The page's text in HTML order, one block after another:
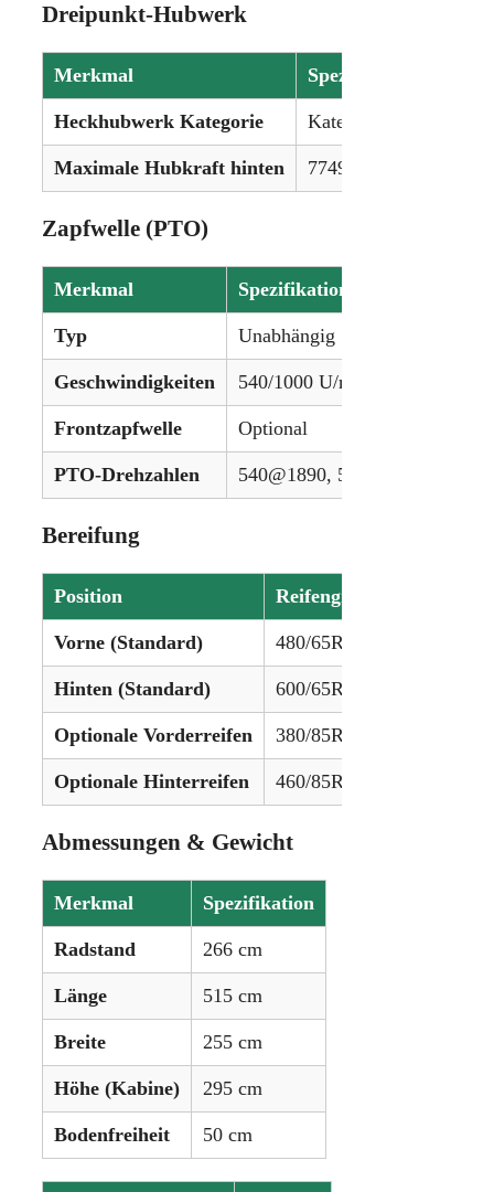
Dreipunkt-Hubwerk
Merkmal Spezifikation
Heckhubwerk Kategorie Kategorie II/III
Maximale Hubkraft hinten 7749 kg (17.085 lbs)
Zapfwelle (PTO)
Merkmal Spezifikation
Typ Unabhängig
Geschwindigkeiten 540/1000 U/min
Frontzapfwelle Optional
PTO-Drehzahlen 540@1890, 540E@1522,
Bereifung
Position Reifengröße
Vorne (Standard) 480/65R28
Hinten (Standard) 600/65R38
Optionale Vorderreifen 380/85R28, 540/65R28
Optionale Hinterreifen 460/85R38, 650/65R38
Abmessungen & Gewicht
Merkmal Spezifikation
Radstand 266 cm
Länge 515 cm
Breite 255 cm
Höhe (Kabine) 295 cm
Bodenfreiheit 50 cm